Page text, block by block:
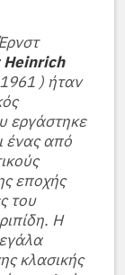
Heinrich
) ήταν
εργάστηκε
ένας από
εποχής
του
Η
κλασικής